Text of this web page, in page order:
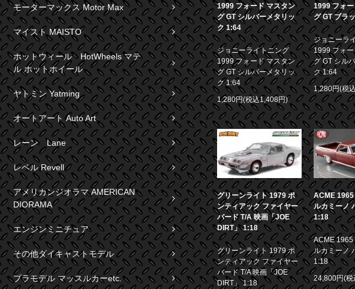
モーターマックス Motor Max
マイスト MAISTO
ホットウィール HotWheels マテ
ル ホットホイール
ヤトミン Yatming
オートアート Auto Art
レーン Lane
レベル Revell
アメリカンジオラマ AMERICAN
DIORAMA
エンジンミニチュア
その他ダイキャストモデル
プラモデル マッスルカーetc.
1999 フォード マスタン
グ GT シルバーメタリッ
ク 1:64
ジョニーライトニング
1999 フォード マスタン
グ GT シルバーメタリッ
ク 1:64
1,280円(税込1,408円)
1999 フォ
グ GT ブラ
ジョニーラ
1999 フォ
グ GT シル
ク 1:64
1,280円(税
グリーンライト 1979 ポ
ンティアック ファイヤー
バード T/A 映画「JOE
DIRT」 1:18
グリーンライト 1979 ポ
ンティアック ファイヤー
バード T/A 映画「JOE
DIRT」 1:18
ACME 1965
ルカミーノ
1:18
ACME 1965
ルカミーノ
1:18
24,800円(